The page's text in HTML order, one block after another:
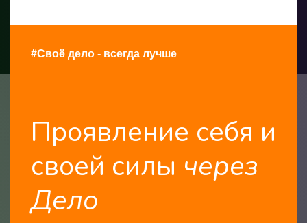
#Своё дело - всегда лучше
Проявление себя и
своей силы через
Дело